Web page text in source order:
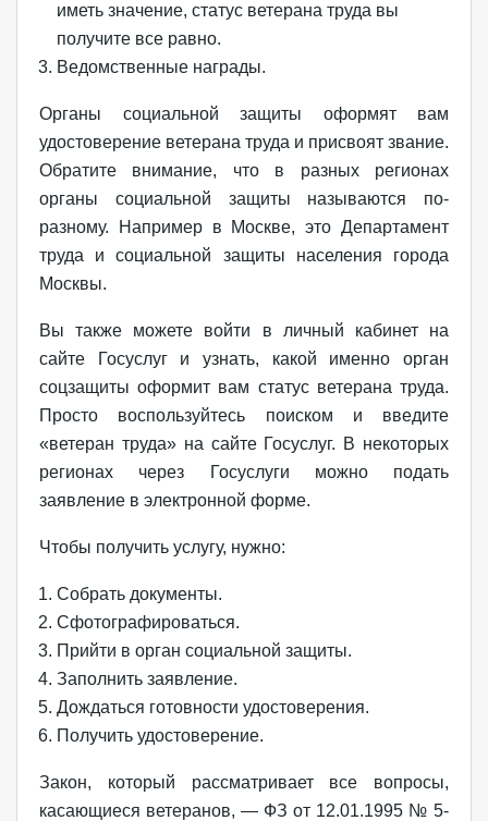
иметь значение, статус ветерана труда вы
получите все равно.
Ведомственные награды.
Органы социальной защиты оформят вам
удостоверение ветерана труда и присвоят звание.
Обратите внимание, что в разных регионах
органы социальной защиты называются по-
разному. Например в Москве, это Департамент
труда и социальной защиты населения города
Москвы.
Вы также можете войти в личный кабинет на
сайте Госуслуг и узнать, какой именно орган
соцзащиты оформит вам статус ветерана труда.
Просто воспользуйтесь поиском и введите
«ветеран труда» на сайте Госуслуг. В некоторых
регионах через Госуслуги можно подать
заявление в электронной форме.
Чтобы получить услугу, нужно:
Собрать документы.
Сфотографироваться.
Прийти в орган социальной защиты.
Заполнить заявление.
Дождаться готовности удостоверения.
Получить удостоверение.
Закон, который рассматривает все вопросы,
касающиеся ветеранов, — ФЗ от 12.01.1995 № 5-